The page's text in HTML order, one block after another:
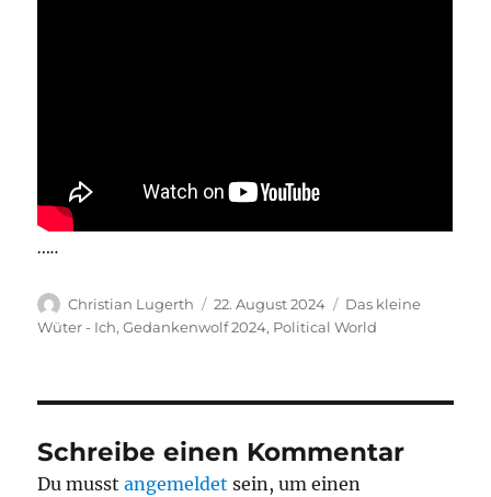
…..
Autor
Christian Lugerth
Veröffentlicht
am
22. August 2024 Kategorien
Das kleine
Wüter - Ich,Gedankenwolf 2024, Political World
Schreibe einen Kommentar
Du musstangemeldet sein, um einen